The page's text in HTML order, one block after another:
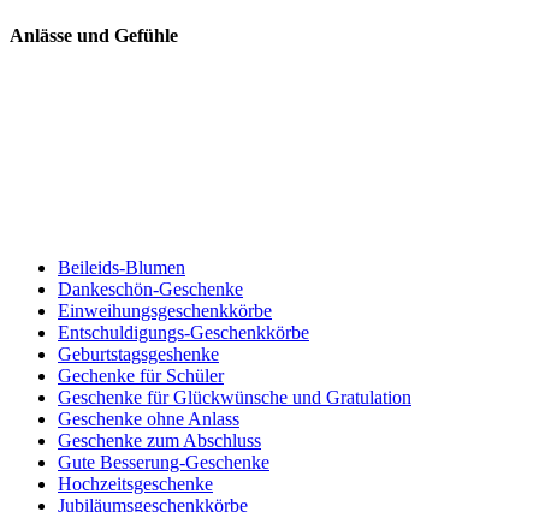
Anlässe und Gefühle
Beileids-Blumen
Dankeschön-Geschenke
Einweihungsgeschenkkörbe
Entschuldigungs-Geschenkkörbe
Geburtstagsgeshenke
Gechenke für Schüler
Geschenke für Glückwünsche und Gratulation
Geschenke ohne Anlass
Geschenke zum Abschluss
Gute Besserung-Geschenke
Hochzeitsgeschenke
Jubiläumsgeschenkkörbe